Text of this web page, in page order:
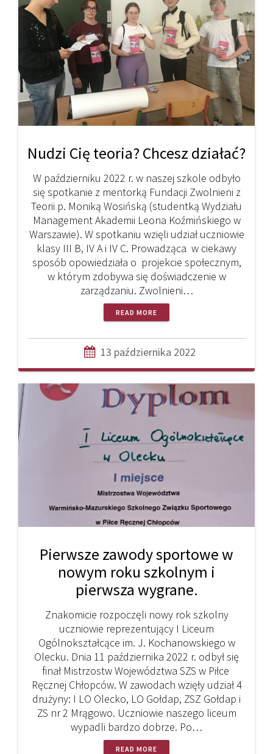
Nudzi Cię teoria? Chcesz działać?
W październiku 2022 r. w naszej szkole odbyło
się spotkanie z mentorką Fundacji Zwolnieni z
Teorii p. Moniką Wosińską (studentką Wydziału
Management Akademii Leona Koźmińskiego w
Warszawie). W spotkaniu wzięli udział uczniowie
klasy III B, IV A i IV C. Prowadząca w ciekawy
sposób opowiedziała o projekcie społecznym,
w którym zdobywa się doświadczenie w
zarządzaniu. Zwolnieni…
READ MORE
13 października 2022
Pierwsze zawody sportowe w
nowym roku szkolnym i
pierwsza wygrane.
Znakomicie rozpoczęli nowy rok szkolny
uczniowie reprezentujący I Liceum
Ogólnokształcące im. J. Kochanowskiego w
Olecku. Dnia 11 października 2022 r. odbył się
finał Mistrzostw Województwa SZS w Piłce
Ręcznej Chłopców. W zawodach wzięły udział 4
drużyny: I LO Olecko, LO Gołdap, ZSZ Gołdap i
ZS nr 2 Mrągowo. Uczniowie naszego liceum
wypadli bardzo dobrze. Po…
READ MORE